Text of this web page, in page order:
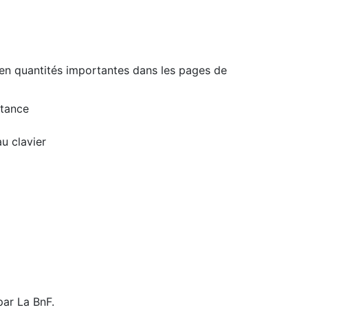
quantités importantes dans les pages de
clavier
La BnF.